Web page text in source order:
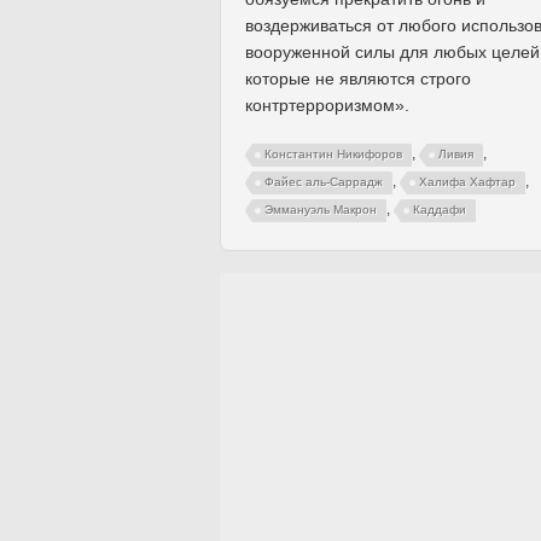
воздерживаться от любого
вооруженной силы для любых целей,
которые не являются строго
контртерроризмом».
Константин Никифоров , Ливия ,
Файес аль-Саррадж , Халифа Хафтар ,
Эммануэль Макрон , Каддафи